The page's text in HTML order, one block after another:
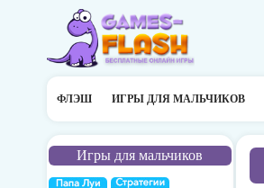
ФЛЭШ ИГРЫ ДЛЯ МАЛЬЧИКОВ
Игры для мальчиков